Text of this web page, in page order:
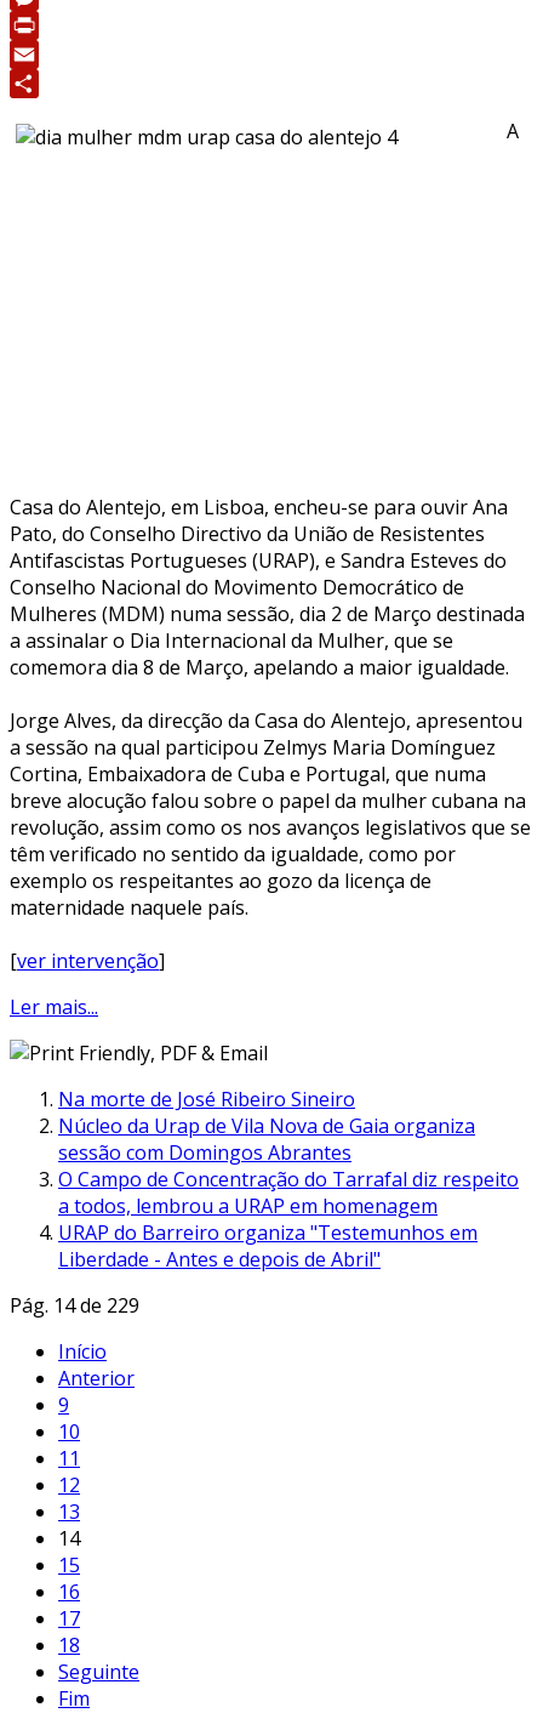
Messenger
Print
Email
A
Casa do Alentejo, em Lisboa, encheu-se para ouvir Ana
Pato, do Conselho Directivo da União de Resistentes
Antifascistas Portugueses (URAP), e Sandra Esteves do
Conselho Nacional do Movimento Democrático de
Mulheres (MDM) numa sessão, dia 2 de Março destinada
a assinalar o Dia Internacional da Mulher, que se
comemora dia 8 de Março, apelando a maior igualdade.
Jorge Alves, da direcção da Casa do Alentejo, apresentou
a sessão na qual participou Zelmys Maria Domínguez
Cortina, Embaixadora de Cuba e Portugal, que numa
breve alocução falou sobre o papel da mulher cubana na
revolução, assim como os nos avanços legislativos que se
têm verificado no sentido da igualdade, como por
exemplo os respeitantes ao gozo da licença de
maternidade naquele país.
[ver intervenção]
Ler mais...
Na morte de José Ribeiro Sineiro
Núcleo da Urap de Vila Nova de Gaia organiza
sessão com Domingos Abrantes
O Campo de Concentração do Tarrafal diz respeito
a todos, lembrou a URAP em homenagem
URAP do Barreiro organiza "Testemunhos em
Liberdade - Antes e depois de Abril"
Pág. 14 de 229
Início
Anterior
9
10
11
12
13
14
15
16
17
18
Seguinte
Fim